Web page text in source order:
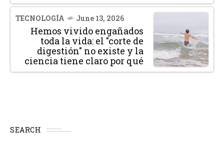
TECNOLOGÍA June 13, 2026
Hemos vivido engañados
toda la vida: el "corte de
digestión" no existe y la
ciencia tiene claro por qué
SEARCH